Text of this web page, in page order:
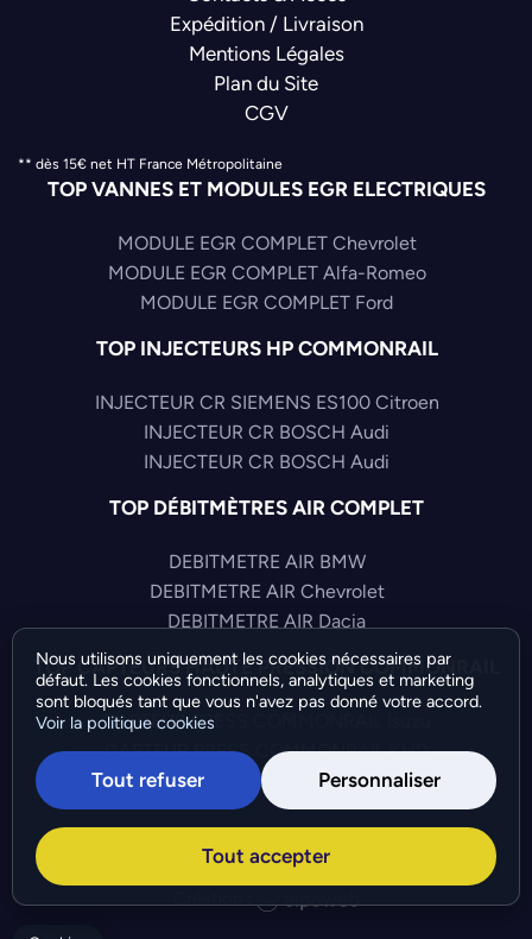
Vento 16i 92>98
Vento 18i 91>98
Vento 19c TD 91>98
Vento 19c TDI 93>98
Vento 19i SDI 97>98
Vento 28i VR6 92>98
Expédition / Livraison
Mentions Légales
Plan du Site
CGV
** dès 15€ net HT France Métropolitaine
TOP VANNES ET MODULES EGR ELECTRIQUES
MODULE EGR COMPLET Chevrolet
MODULE EGR COMPLET Alfa-Romeo
MODULE EGR COMPLET Ford
TOP INJECTEURS HP COMMONRAIL
INJECTEUR CR SIEMENS ES100 Citroen
INJECTEUR CR BOSCH Audi
INJECTEUR CR BOSCH Audi
TOP DÉBITMÈTRES AIR COMPLET
DEBITMETRE AIR BMW
DEBITMETRE AIR Chevrolet
DEBITMETRE AIR Dacia
TOP CAPTEURS HAUTE PRESSION COMMONRAIL
CAPTEUR PRESS COMMONRAIL Isuzu
CAPTEUR PRESS COMMONRAIL KHD
CAPTEUR PRESS COMMONRAIL Chrysler
©Bresch SAS - Copyright 2026 - Tous droits réservés -
Préférences de cookies-Gérer mes cookies
Nous utilisons uniquement les cookies nécessaires par
défaut. Les cookies fonctionnels, analytiques et marketing
sont bloqués tant que vous n'avez pas donné votre accord.
Voir la politique cookies
Tout refuser Personnaliser
Tout accepter